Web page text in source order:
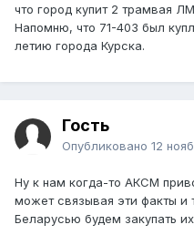
что город купит 2 трамвая
Напомню, что 71-403 был
летию города Курска.
Гость
Опубликовано 12
Ну к нам когда-то АКСМ
может связывая эти факты и
Беларусью будем закупать